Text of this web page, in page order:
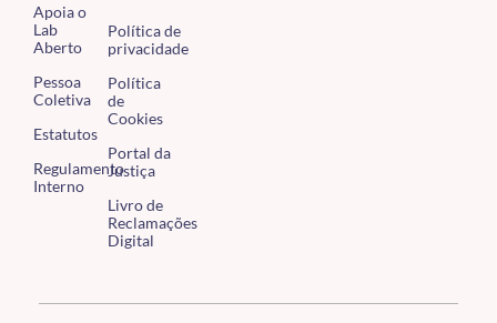
Apoia o
Lab
Aberto
Pessoa
Coletiva
Estatutos
Regulamento
Interno
Política de
privacidade
Política
de
Cookies
Portal da
Justiça
Livro de
Reclamações
Digital